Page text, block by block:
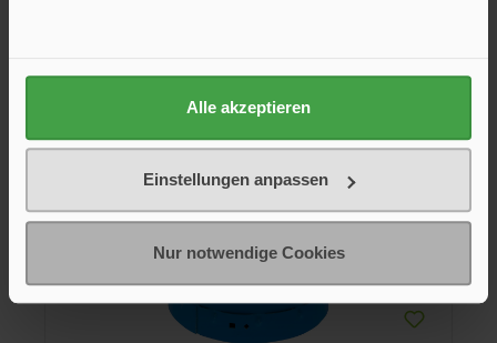
Alle akzeptieren
Einstellungen anpassen
Nur notwendige Cookies